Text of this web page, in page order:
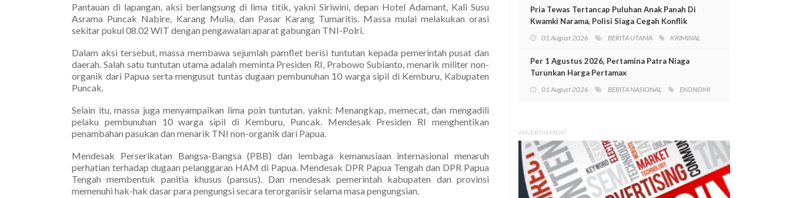
Pantauan di lapangan, aksi berlangsung di lima titik, yakni Siriwini, depan Hotel Adamant, Kali Susu
Asrama Puncak Nabire, Karang Mulia, dan Pasar Karang Tumaritis. Massa mulai melakukan orasi
sekitar pukul 08.02 WIT dengan pengawalan aparat gabungan TNI-Polri.
Dalam aksi tersebut, massa membawa sejumlah pamflet berisi tuntutan kepada pemerintah pusat dan
daerah. Salah satu tuntutan utama adalah meminta Presiden RI, Prabowo Subianto, menarik militer non-
organik dari Papua serta mengusut tuntas dugaan pembunuhan 10 warga sipil di Kemburu, Kabupaten
Puncak.
Selain itu, massa juga menyampaikan lima poin tuntutan, yakni: Menangkap, memecat, dan mengadili
pelaku pembunuhan 10 warga sipil di Kemburu, Puncak. Mendesak Presiden RI menghentikan
penambahan pasukan dan menarik TNI non-organik dari Papua.
Mendesak Perserikatan Bangsa-Bangsa (PBB) dan lembaga kemanusiaan internasional menaruh
perhatian terhadap dugaan pelanggaran HAM di Papua. Mendesak DPR Papua Tengah dan DPR Papua
Tengah membentuk panitia khusus (pansus). Dan mendesak pemerintah kabupaten dan provinsi
memenuhi hak-hak dasar para pengungsi secara terorganisir selama masa pengungsian.
Pria Tewas Tertancap Puluhan Anak Panah Di
Kwamki Narama, Polisi Siaga Cegah Konflik
01 August 2026 BERITA UTAMA KRIMINAL
Per 1 Agustus 2026, Pertamina Patra Niaga
Turunkan Harga Pertamax
01 August 2026 BERITA NASIONAL EKONOMI
ADVERTISEMENT